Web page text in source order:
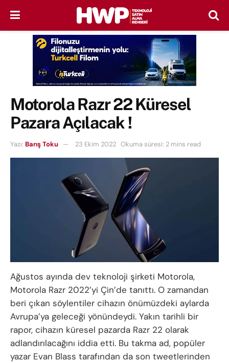
Motorola Razr 22 Küresel
Pazara Açılacak !
Yazı: Barış Toku 23 Ekim 2022 Okuma süresi: 2 mins read
Ağustos ayında dev teknoloji şirketi Motorola,
Motorola Razr 2022’yi Çin’de tanıttı. O zamandan
beri çıkan söylentiler cihazın önümüzdeki aylarda
Avrupa’ya geleceği yönündeydi. Yakın tarihli bir
rapor, cihazın küresel pazarda Razr 22 olarak
adlandırılacağını iddia etti. Bu takma ad, popüler
yazar Evan Blass tarafından da son tweetlerinden